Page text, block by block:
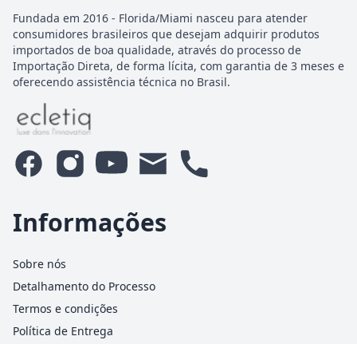
Fundada em 2016 - Florida/Miami nasceu para atender
consumidores brasileiros que desejam adquirir produtos
importados de boa qualidade, através do processo de
Importação Direta, de forma lícita, com garantia de 3 meses e
oferecendo assistência técnica no Brasil.
Informações
Sobre nós
Detalhamento do Processo
Termos e condições
Política de Entrega